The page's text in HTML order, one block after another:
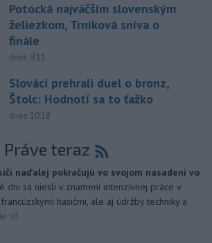
Potocká najväčším slovenským
želiezkom, Trníková sníva o
finále
dnes 9:11
Slováci prehrali duel o bronz,
Štolc: Hodnotí sa to ťažko
dnes 10:18
Práve teraz
naďalej pokračujú vo svojom nasadení vo
dni sa niesli v znamení intenzívnej práce v
hasičmi, ale aj údržby techniky a
síl.